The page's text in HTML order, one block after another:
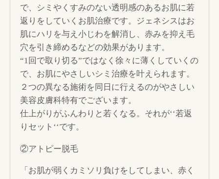
で、シミやくすみのない透明感のあるお肌に若
返りをしていくお肌治療です。ジェネシスはお
肌にハリを与え小じわを解消し、赤みを抑え毛
穴を引き締めるなどの効果があります。
“1回で取り切る”ではなく徐々に薄くしていくの
で、お肌にやさしいシミ治療を叶えられます。
２つの異なる施術を同日に行えるのがやさしい
美容皮膚科特有でございます。
仕上がりがふんわりと若くなる。それが‘‘若返
りセット‘‘です。
②アトピー脱毛
「お肌が弱くカミソリ負けをしてしまい、赤く